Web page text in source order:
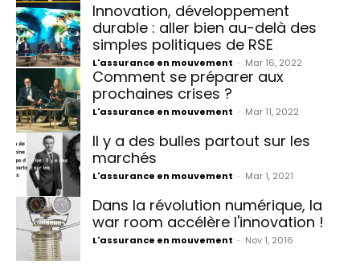
Innovation, développement
durable : aller bien au-delà des
simples politiques de RSE
L'assurance en mouvement - Mar 16, 2022
Comment se préparer aux
prochaines crises ?
L'assurance en mouvement - Mar 11, 2022
Il y a des bulles partout sur les
marchés
L'assurance en mouvement - Mar 1, 2021
Dans la révolution numérique, la
war room accélère l'innovation !
L'assurance en mouvement - Nov 1, 2016